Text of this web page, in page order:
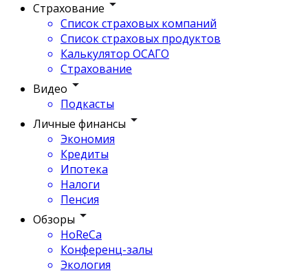
Страхование
Список страховых компаний
Список страховых продуктов
Калькулятор ОСАГО
Страхование
Видео
Подкасты
Личные финансы
Экономия
Кредиты
Ипотека
Налоги
Пенсия
Обзоры
HoReCa
Конференц-залы
Экология